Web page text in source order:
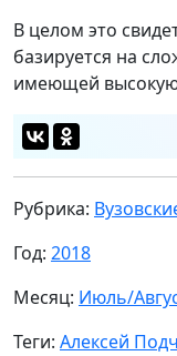
В целом это
базируется на
имеющей
Рубрика:
Год: 2018
Месяц: Июль/
Теги: Алексей